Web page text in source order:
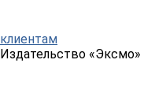
клиентам
Издательство «Эксмо»